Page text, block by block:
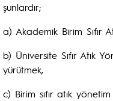
şunlardır;
a) Akademik Birim Sıfır
b) Üniversite Sıfır Atık
yürütmek,
c) Birim sıfır atık